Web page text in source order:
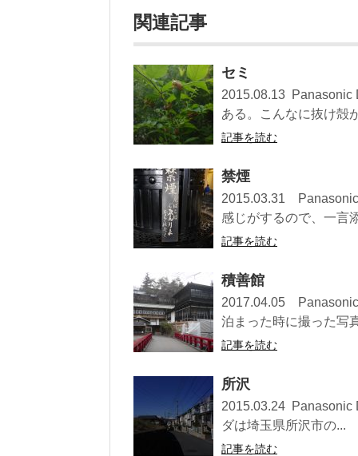
関連記事
セミ
2015.08.13 Panasonic
ある。こんなに抜け殻
記事を読む
禁煙
2015.03.31 Panasonic
感じがするので、一言
記事を読む
積善館
2017.04.05 Panasonic
泊まった時に撮った写
記事を読む
所沢
2015.03.24 Panasonic
ダは埼玉県所沢市の...
記事を読む